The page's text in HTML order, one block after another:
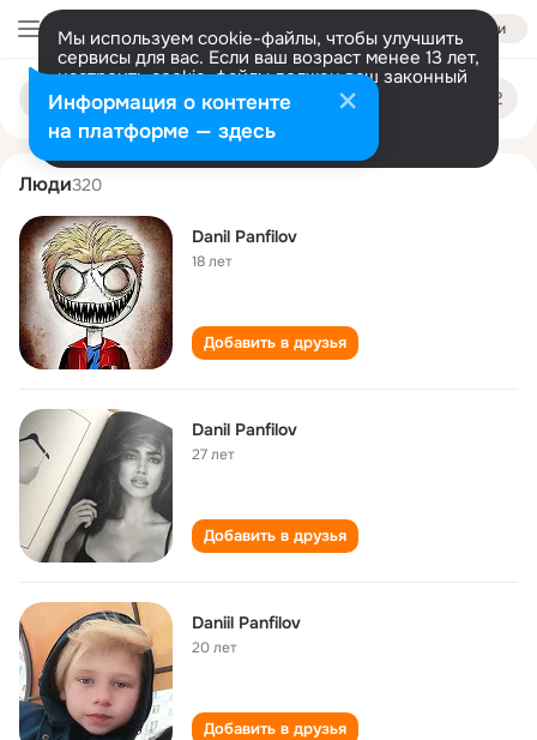
Войти
Мы используем cookie-файлы, чтобы улучшить
сервисы для вас. Если ваш возраст менее 13 лет,
настроить cookie-файлы должен ваш законный
представитель. Больше информации
Разрешить все Настроить
Поиск
людям
danil panfilov
Люди320
Danil Panfilov
18 лет
Добавить в друзья
Danil Panfilov
27 лет
Добавить в друзья
Daniil Panfilov
20 лет
Добавить в друзья
Информация о контенте
на платформе — здесь